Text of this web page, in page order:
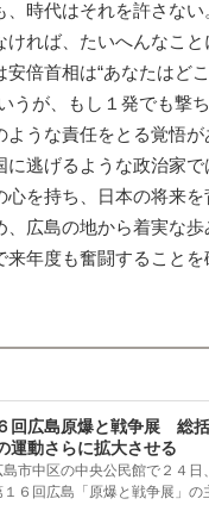
、時代はそれを許さな
ければ、たいへんなこ
安倍首相は“あなたはど
うが、もし１発でも撃
ような責任をとる覚悟
に逃げるような政治家
心を持ち、日本の将来
、広島の地から着実な
来年度も奮闘すること
回広島原爆と戦争展
運動さらに拡大させる
中区の中央公民館で２４日
１６回広島「原爆と戦争展」の